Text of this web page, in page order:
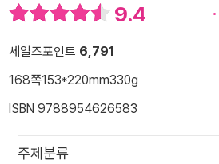
9.4
세일즈포인트 6,791
168쪽153*220mm330g
ISBN 9788954626583
주제분류